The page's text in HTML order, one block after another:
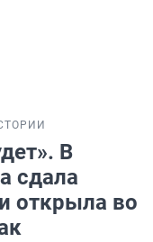
В
сдала
открыла во